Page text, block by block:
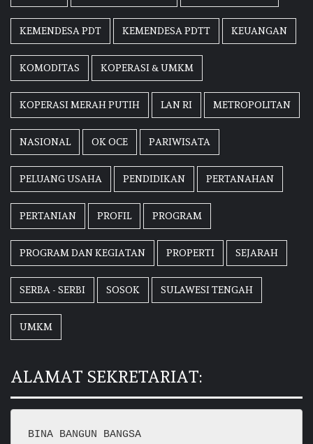
KEMENDESA PDT KEMENDESA PDTT KEUANGAN
KOMODITAS KOPERASI & UMKM
KOPERASI MERAH PUTIH LAN RI METROPOLITAN
NASIONAL OK OCE PARIWISATA
PELUANG USAHA PENDIDIKAN PERTANAHAN
PERTANIAN PROFIL PROGRAM
PROGRAM DAN KEGIATAN PROPERTI SEJARAH
SERBA - SERBI SOSOK SULAWESI TENGAH
UMKM
ALAMAT SEKRETARIAT:
BINA BANGUN BANGSA